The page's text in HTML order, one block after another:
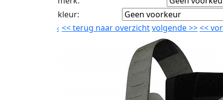
kleur:
<<terug naar overzichtvolgende>><<